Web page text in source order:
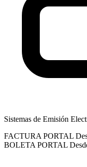
Sistemas de Emisión
FACTURA PORTAL
BOLETA PORTAL